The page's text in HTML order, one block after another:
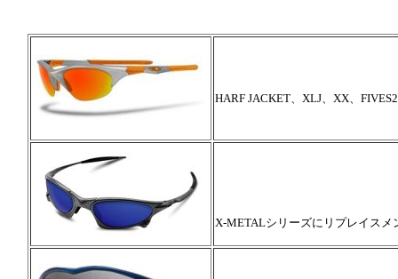
HARF JACKET、XLJ、XX、
X-METALシリーズにリプレイスメ